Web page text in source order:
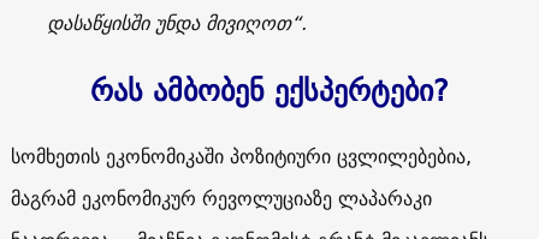
დასაწყისში უნდა მივიღოთ“.
რას ამბობენ ექსპერტები?
სომხეთის ეკონომიკაში პოზიტიური ცვლილებებია,
მაგრამ ეკონომიკურ რევოლუციაზე ლაპარაკი